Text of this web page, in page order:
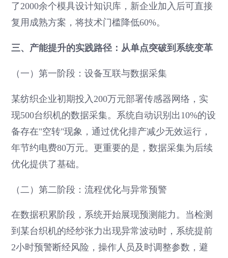
了2000余个模具设计知识库，新企业加入后可直接
复用成熟方案，将技术门槛降低60%。
三、产能提升的实践路径：从单点突破到系统变革
（一）第一阶段：设备互联与数据采集
某纺织企业初期投入200万元部署传感器网络，实
现500台织机的数据采集。系统自动识别出10%的设
备存在"空转"现象，通过优化排产减少无效运行，
年节约电费80万元。更重要的是，数据采集为后续
优化提供了基础。
（二）第二阶段：流程优化与异常预警
在数据积累阶段，系统开始展现预测能力。当检测
到某台织机的经纱张力出现异常波动时，系统提前
2小时预警断经风险，操作人员及时调整参数，避